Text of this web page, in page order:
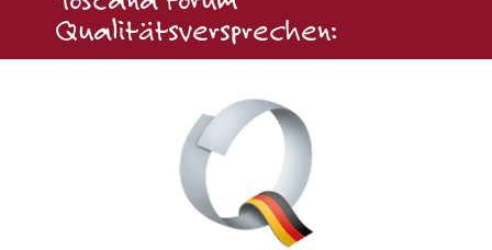
Qualitätsversprechen: